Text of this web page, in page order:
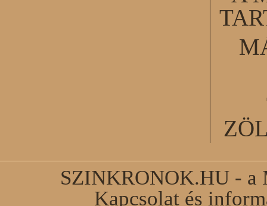
SZINKRONOK.HU - a
Kapcsolat és